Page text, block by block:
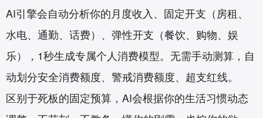
AI引擎会自动分析你的月度收入、固定开支（房租、
水电、通勤、话费）、弹性开支（餐饮、购物、娱
乐），1秒生成专属个人消费模型。无需手动测算，自
动划分安全消费额度、警戒消费额度、超支红线。
区别于死板的固定预算，AI会根据你的生活习惯动态